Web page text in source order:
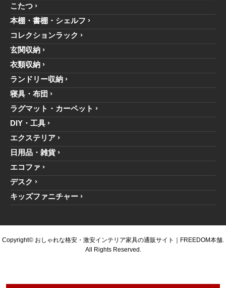
こたつ
本棚・書棚・シェルフ
コレクションラック
玄関収納
衣類収納
ランドリー収納
寝具・布団
ラグマット・カーペット
DIY・工具
エクステリア
日用品・雑貨
エコファ
デスク
キッズファニチャー
Copyright© おしゃれな格安・激安インテリア家具の通販サイト｜FREEDOM本舗.
All Rights Reserved.